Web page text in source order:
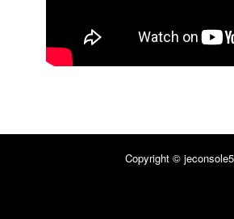
Copyright ©